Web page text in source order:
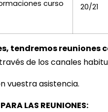
curso
20/21
tendremos reuniones
de los canales
vuestra asistencia.
LAS REUNIONES: